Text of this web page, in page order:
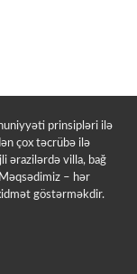
prinsipləri ilə
çox təcrübə ilə
ərazilərdə villa, bağ
Məqsədimiz – hər
göstərməkdir.